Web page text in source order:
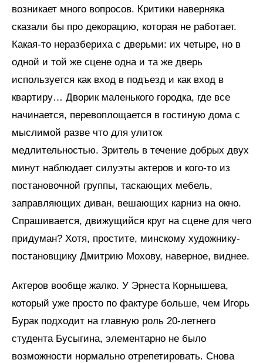
возникает много вопросов. Критики наверняка
сказали бы про декорацию, которая не работает.
Какая-то неразбериха с дверьми: их четыре, но в
одной и той же сцене одна и та же дверь
используется как вход в подъезд и как вход в
квартиру… Дворик маленького городка, где все
начинается, перевоплощается в гостиную дома с
мыслимой разве что для улиток
медлительностью. Зритель в течение добрых двух
минут наблюдает силуэты актеров и кого-то из
постановочной группы, таскающих мебель,
заправляющих диван, вешающих карниз на окно.
Спрашивается, движущийся круг на сцене для чего
придуман? Хотя, простите, минскому художнику-
постановщику Дмитрию Мохову, наверное, виднее.
Актеров вообще жалко. У Эрнеста Корнышева,
который уже просто по фактуре больше, чем Игорь
Бурак подходит на главную роль 20-летнего
студента Бусыгина, элементарно не было
возможности нормально отрепетировать. Снова